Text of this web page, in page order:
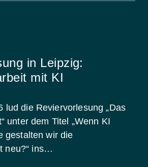
in Leipzig:
mit KI
lud die Reviervorlesung „Das
unter dem Titel „Wenn KI
gestalten wir die
neu?“ ins…